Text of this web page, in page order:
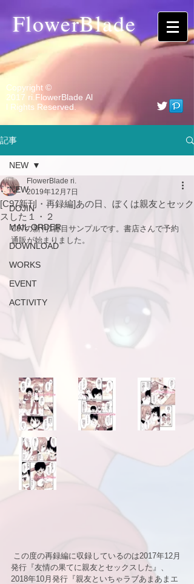
​FlowerBlade
Copyright ©
2017 ri.FlowerBlade Al
l Rights Reserved.
記事
NEW
DOJIN
MAIL ORDER
DOWNLOAD
WORKS
EVENT
ACTIVITY
NEW
[C97新刊・再録編]あの日、ぼくは親友とセック
スした１・２
FlowerBlade ri.
2019年12月7日
C97の新刊1冊目サンプルです。書店さんで予約
通販が始まりました。
発行『友情の果てに親友とセックスした』、
2018年10月発行『親友といちゃラブあまあまエ